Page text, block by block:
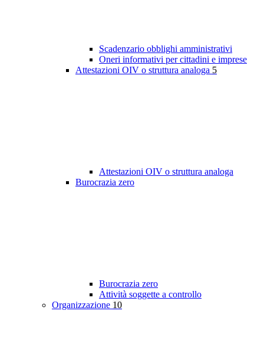
Scadenzario obblighi amministrativi
Oneri informativi per cittadini e imprese
Attestazioni OIV o struttura analoga 5
Attestazioni OIV o struttura analoga
Burocrazia zero
Burocrazia zero
Attività soggette a controllo
Organizzazione 10